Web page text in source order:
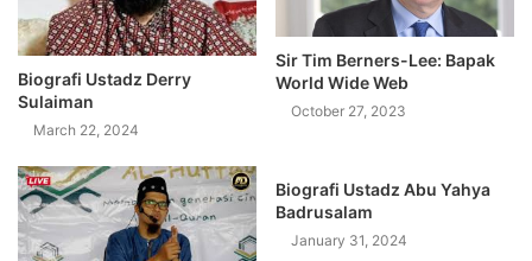
Biografi Ustadz Derry
Sulaiman
March 22, 2024
Sir Tim Berners-Lee: Bapak
World Wide Web
October 27, 2023
Biografi Ustadz Abu Yahya
Badrusalam
January 31, 2024